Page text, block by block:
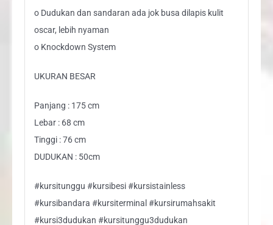
o Dudukan dan sandaran ada jok busa dilapis kulit
oscar, lebih nyaman
o Knockdown System
UKURAN BESAR
Panjang : 175 cm
Lebar : 68 cm
Tinggi : 76 cm
DUDUKAN : 50cm
#kursitunggu #kursibesi #kursistainless
#kursibandara #kursiterminal #kursirumahsakit
#kursi3dudukan #kursitunggu3dudukan